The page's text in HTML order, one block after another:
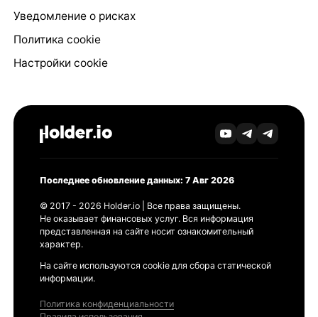
Уведомление о рисках
Политика cookie
Настройки cookie
Последнее обновление данных: 7 Авг 2026
© 2017 - 2026 Holder.io | Все права защищены.
Не оказывает финансовых услуг. Вся информация
представленная на сайте носит ознакомительный
характер.
На сайте используются cookie для сбора статической
информации.
Политика конфиденциальности